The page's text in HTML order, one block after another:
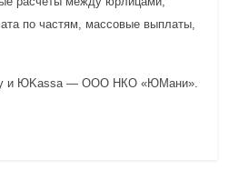
по частям, массовые выплаты,
и ЮKassa — ООО НКО «ЮМани».